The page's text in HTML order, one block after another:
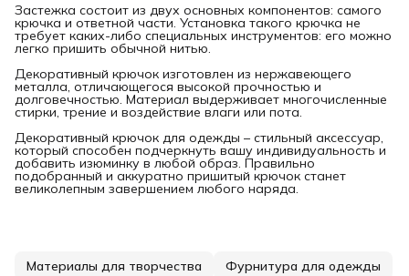
Застежка состоит из двух основных компонентов: самого
крючка и ответной части. Установка такого крючка не
требует каких-либо специальных инструментов: его можно
легко пришить обычной нитью.
Декоративный крючок изготовлен из нержавеющего
металла, отличающегося высокой прочностью и
долговечностью. Материал выдерживает многочисленные
стирки, трение и воздействие влаги или пота.
Декоративный крючок для одежды – стильный аксессуар,
который способен подчеркнуть вашу индивидуальность и
добавить изюминку в любой образ. Правильно
подобранный и аккуратно пришитый крючок станет
великолепным завершением любого наряда.
Материалы для творчества Фурнитура для одежды